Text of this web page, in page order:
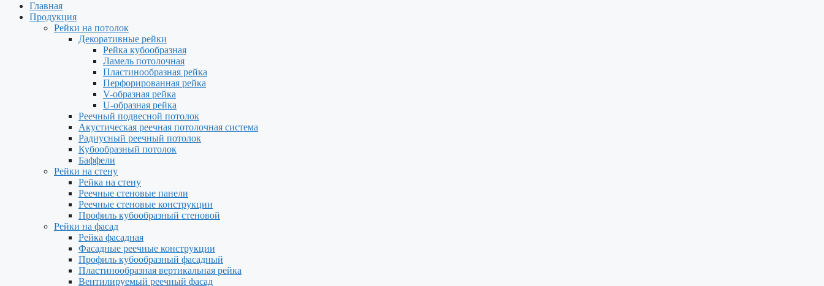
Главная
Продукция
Рейки на потолок
Декоративные рейки
Рейка кубообразная
Ламель потолочная
Пластинообразная рейка
Перфорированная рейка
V-образная рейка
U-образная рейка
Реечный подвесной потолок
Акустическая реечная потолочная система
Радиусный реечный потолок
Кубообразный потолок
Баффели
Рейки на стену
Рейка на стену
Реечные стеновые панели
Реечные стеновые конструкции
Профиль кубообразный стеновой
Рейки на фасад
Рейка фасадная
Фасадные реечные конструкции
Профиль кубообразный фасадный
Пластинообразная вертикальная рейка
Вентилируемый реечный фасад